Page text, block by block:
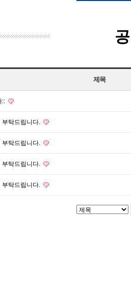
제목
::
탁드립니다.
탁드립니다.
탁드립니다.
탁드립니다.